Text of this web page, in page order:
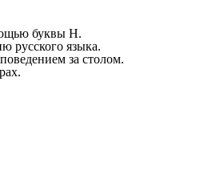
буквы Н.
русского языка.
за столом.